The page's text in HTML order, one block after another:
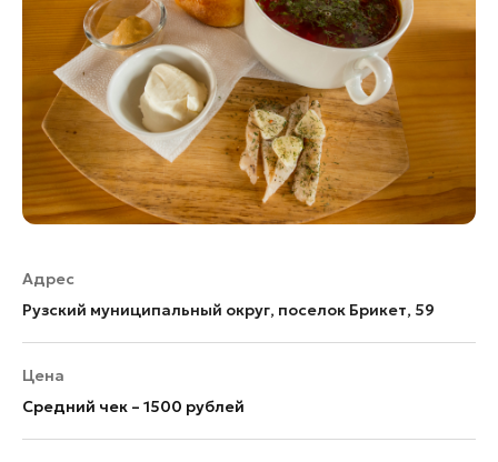
Адрес
Рузский муниципальный округ, поселок Брикет, 59
Цена
Средний чек – 1500 рублей